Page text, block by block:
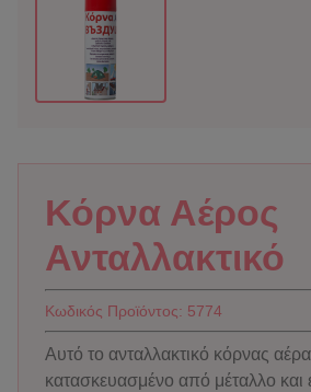
Κόρνα Αέρος
Ανταλλακτικό
Κωδικός Προϊόντος: 5774
Αυτό το ανταλλακτικό κόρνας αέρα
κατασκευασμένο από μέταλλο και